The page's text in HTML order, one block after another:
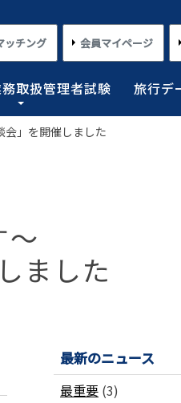
ッチング 会員マイページ
の改善並びに旅行サービスの
おり、旅行業法に基づく法定
っています。
公開・規約・広報
方事務局の情報と活動報告
報等の登録関連情報。国内・
プライアンスとリスクマネジ
旅行業界のコンプライアンス推進
障害者差別解消法
働き方改
国土交通省ネガティブ情報検索
・快適な旅の情報」、旅行時
。
ざまな旅行事情
海外教育旅行
修学旅行事情
取扱管理者試験
験に合格した者を一人(従業
とが義務付けられています。
あるご質問
よくあるご質問
旅行デ
。会員限定公開として海外
ざまな旅行業の数字
数字が語る旅行業2026 PDF版
数字が語る旅行業2022 PDF版
「数字が語る旅行業」PDFファ
(2024-2011)
会」を開催しました
～
ました
最新のニュース
最重要 (3)